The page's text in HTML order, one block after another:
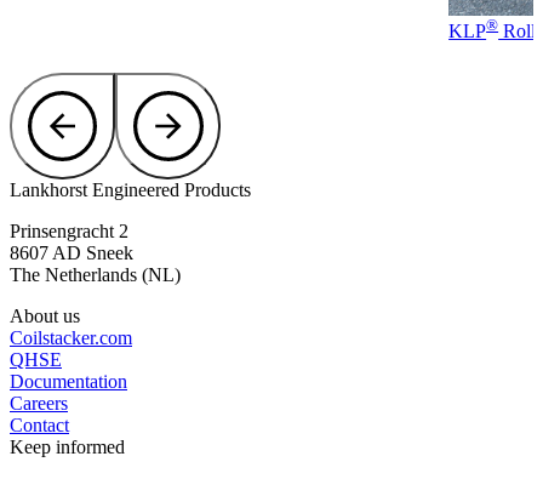
KLP®
Lankhorst Engineered Products
Prinsengracht 2
8607 AD Sneek
The Netherlands (NL)
About us
Coilstacker.com
QHSE
Documentation
Careers
Contact
Keep informed